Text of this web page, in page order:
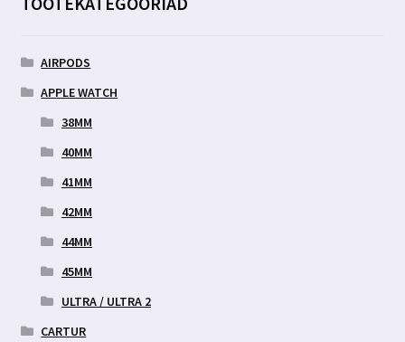
AIRPODS
APPLE WATCH
38MM
40MM
41MM
42MM
44MM
45MM
ULTRA / ULTRA 2
CARTUR